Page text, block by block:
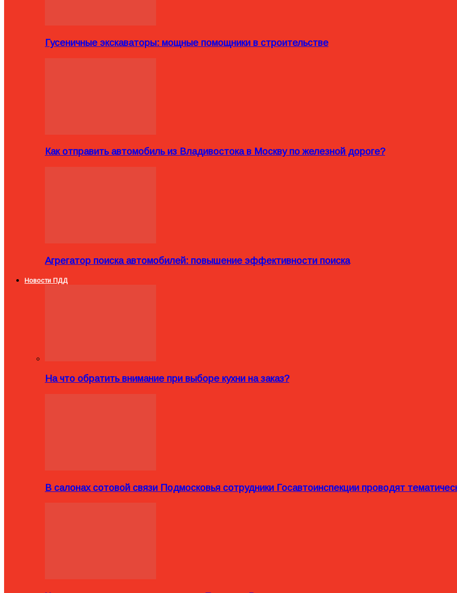
Гусеничные экскаваторы: мощные помощники в строительстве
Как отправить автомобиль из Владивостока в Москву по железной дороге?
Агрегатор поиска автомобилей: повышение эффективности поиска
Новости ПДД
На что обратить внимание при выборе кухни на заказ?
В салонах сотовой связи Подмосковья сотрудники Госавтоинспекции проводят